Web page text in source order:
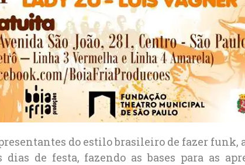
do estilo brasileiro de fazer funk,
de festa, fazendo as bases para as